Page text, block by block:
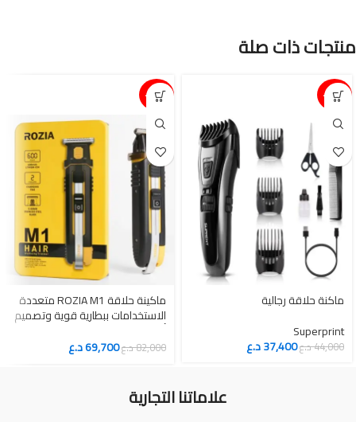
منتجات ذات صلة
15%-
ماكنة حلاقة رجالية
Superprint
44,000د.ع37,400د.ع
15%-
ماكينة حلاقة ROZIA M1 متعددة
الاستخدامات ببطارية قوية وتصميم
أنيق ومميزات عملية
82,000د.ع69,700د.ع
علاماتنا التجارية